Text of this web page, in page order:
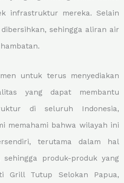
infrastruktur mereka. Selain
sehingga aliran air
untuk terus menyediakan
yang dapat membantu
di seluruh Indonesia,
memahami bahwa wilayah ini
terutama dalam hal
produk-produk yang
Grill Tutup Selokan Papua,